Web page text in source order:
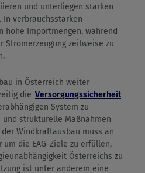
und unterliegen starken
In verbrauchsstarken
hohe Importmengen, während
Stromerzeugung zeitweise zu
in Österreich weiter
die Versorgungssicherheit
System zu
strukturelle Maßnahmen
Windkraftausbau muss an
die EAG-Ziele zu erfüllen,
Österreichs zu
ist unter anderem eine